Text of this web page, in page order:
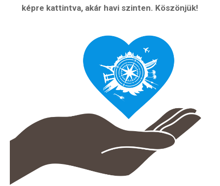
képre kattintva, akár havi szinten. Köszönjük!